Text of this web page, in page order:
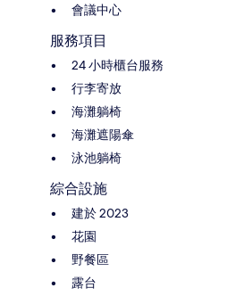
會議中心
服務項目
24 小時櫃台服務
行李寄放
海灘躺椅
海灘遮陽傘
泳池躺椅
綜合設施
建於 2023
花園
野餐區
露台